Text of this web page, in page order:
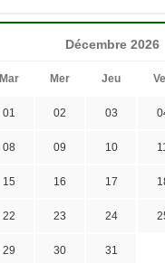
Décembre 2026
Mar Mer Jeu
01 02 03
08 09 10
15 16 17
22 23 24
29 30 31